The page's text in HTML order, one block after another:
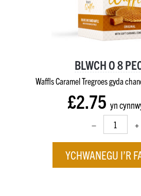
BLWCH O 8
Waffls Caramel Tregroes gyda
£2.75yn
– +
YCHWANEGU I’R